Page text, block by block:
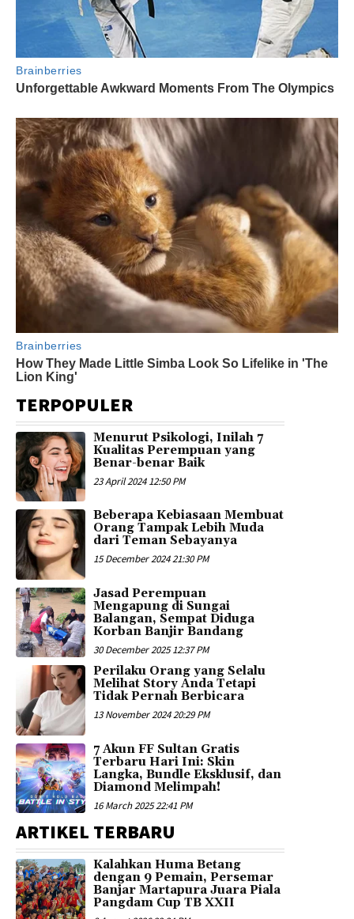
TERPOPULER
Menurut Psikologi, Inilah 7
Kualitas Perempuan yang
Benar-benar Baik
23 April 2024 12:50 PM
Beberapa Kebiasaan Membuat
Orang Tampak Lebih Muda
dari Teman Sebayanya
15 December 2024 21:30 PM
Jasad Perempuan
Mengapung di Sungai
Balangan, Sempat Diduga
Korban Banjir Bandang
30 December 2025 12:37 PM
Perilaku Orang yang Selalu
Melihat Story Anda Tetapi
Tidak Pernah Berbicara
13 November 2024 20:29 PM
7 Akun FF Sultan Gratis
Terbaru Hari Ini: Skin
Langka, Bundle Eksklusif, dan
Diamond Melimpah!
16 March 2025 22:41 PM
ARTIKEL TERBARU
Kalahkan Huma Betang
dengan 9 Pemain, Persemar
Banjar Martapura Juara Piala
Pangdam Cup TB XXII